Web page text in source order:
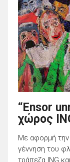
“Ensor
χώρος
Με αφορμή
γέννηση του
τράπεζα ING